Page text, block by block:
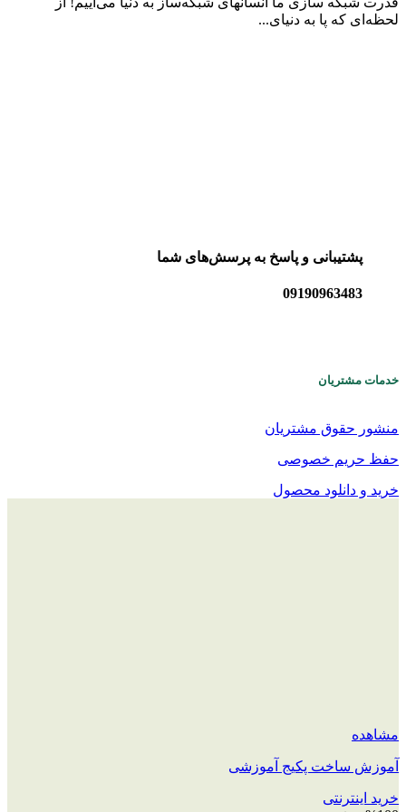
لحظه‌ای که پا به دنیای...
پشتیبانی و پاسخ به پرسش‌های شما
09190963483
خدمات مشتریان
منشور حقوق مشتریان
حفظ حریم خصوصی
خرید و دانلود محصول
مشاهده
آموزش ساخت پکیج آموزشی
خرید اینترنتی